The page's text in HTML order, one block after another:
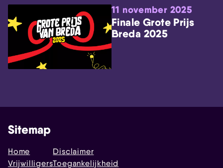
11 november 2025
Finale Grote Prijs
Breda 2025
Sitemap
Home
Vrijwilligers
Disclaimer
Toegankelijkheid